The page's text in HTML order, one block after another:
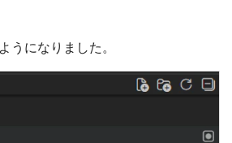
うになりました。